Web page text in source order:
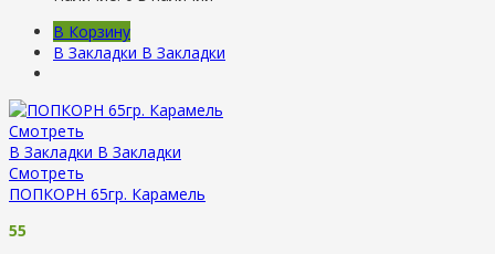
В Корзину
В Закладки В Закладки
Смотреть
В Закладки В Закладки
Смотреть
ПОПКОРН 65гр. Карамель
55